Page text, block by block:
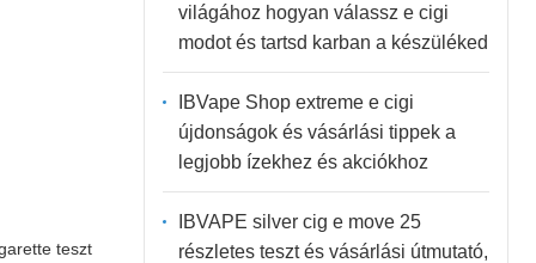
teszt
világához hogyan válassz e cigi
modot és tartsd karban a készüléked
IBVape Shop extreme e cigi
újdonságok és vásárlási tippek a
legjobb ízekhez és akciókhoz
IBVAPE silver cig e move 25
részletes teszt és vásárlási útmutató,